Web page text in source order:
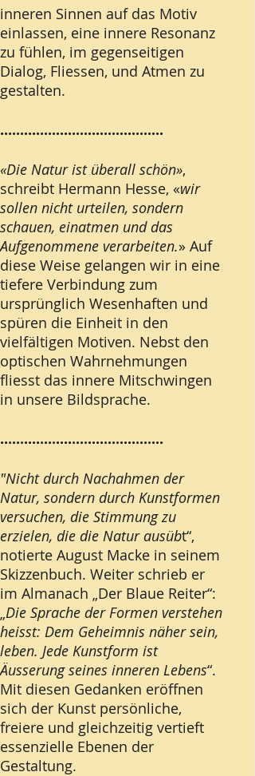
inneren Sinnen auf das Motiv
einlassen, eine innere Resonanz
zu fühlen, im gegenseitigen
Dialog, Fliessen, und Atmen zu
gestalten.
.........................................
«Die Natur ist überall schön»,
schreibt Hermann Hesse, «wir
sollen nicht urteilen, sondern
schauen, einatmen und das
Aufgenommene verarbeiten.» Auf
diese Weise gelangen wir in eine
tiefere Verbindung zum
ursprünglich Wesenhaften und
spüren die Einheit in den
vielfältigen Motiven. Nebst den
optischen Wahrnehmungen
fliesst das innere Mitschwingen
in unsere Bildsprache.
.........................................
"Nicht durch Nachahmen der
Natur, sondern durch Kunstformen
versuchen, die Stimmung zu
erzielen, die die Natur ausübt“,
notierte August Macke in seinem
Skizzenbuch. Weiter schrieb er
im Almanach „Der Blaue Reiter“:
„Die Sprache der Formen verstehen
heisst: Dem Geheimnis näher sein,
leben. Jede Kunstform ist
Äusserung seines inneren Lebens“.
Mit diesen Gedanken eröffnen
sich der Kunst persönliche,
freiere und gleichzeitig vertieft
essenzielle Ebenen der
Gestaltung.